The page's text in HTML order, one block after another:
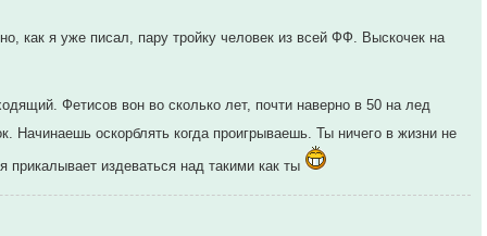
как я уже писал, пару тройку человек из всей ФФ. Выскочек на
Фетисов вон во сколько лет, почти наверно в 50 на лед
оскорблять когда проигрываешь. Ты ничего в жизни не
издеваться над такими как ты